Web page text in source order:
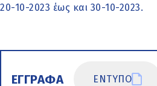
20-10-2023 έως και 30-10-2023.
ΕΓΓΡΑΦΑ ΕΝΤΥΠΟ